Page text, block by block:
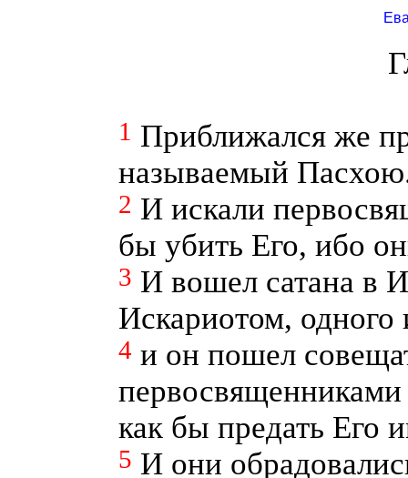
1 Приближался же
называемый
2 И искали
бы убить Его, ибо
3 И вошел сатана в
Искариотом, одного
4 и он пошел
как бы предать Его
5 И они